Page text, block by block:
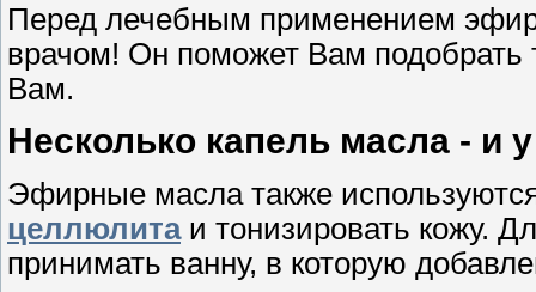
Перед лечебным применением
врачом! Он поможет Вам подобрать
Вам.
Несколько капель масла - и
Эфирные масла также
целлюлитаи тонизировать кожу.
принимать ванну, в которую